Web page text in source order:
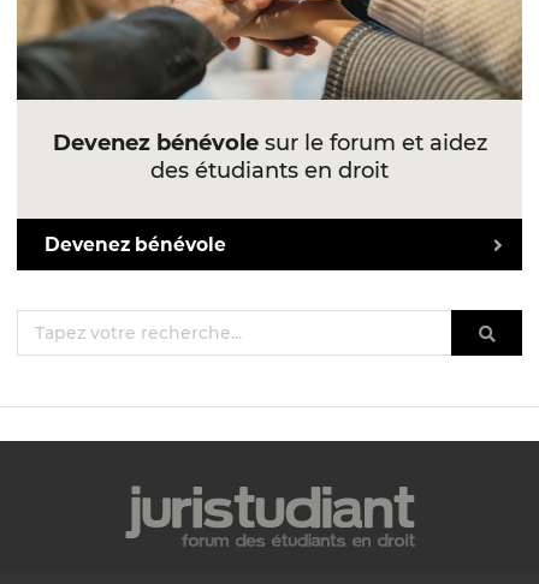
Devenez bénévolesur le forum et aidez
des étudiants en droit
Devenez bénévole